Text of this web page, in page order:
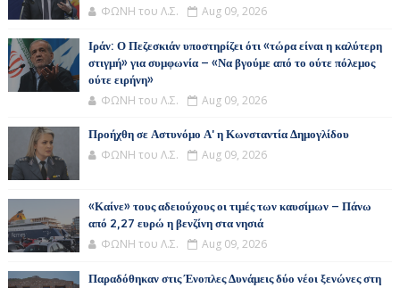
ΦΩΝΗ του Λ.Σ. Aug 09, 2026
Ιράν: Ο Πεζεσκιάν υποστηρίζει ότι «τώρα είναι η καλύτερη
στιγμή» για συμφωνία – «Να βγούμε από το ούτε πόλεμος
ούτε ειρήνη»
ΦΩΝΗ του Λ.Σ. Aug 09, 2026
Προήχθη σε Αστυνόμο Α' η Κωνσταντία Δημογλίδου
ΦΩΝΗ του Λ.Σ. Aug 09, 2026
«Καίνε» τους αδειούχους οι τιμές των καυσίμων – Πάνω
από 2,27 ευρώ η βενζίνη στα νησιά
ΦΩΝΗ του Λ.Σ. Aug 09, 2026
Παραδόθηκαν στις Ένοπλες Δυνάμεις δύο νέοι ξενώνες στη